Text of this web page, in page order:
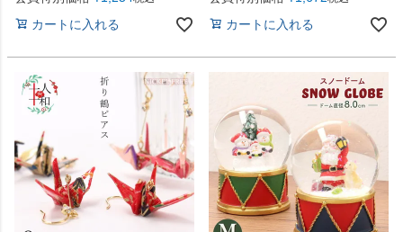
カートに入れる カートに入れる